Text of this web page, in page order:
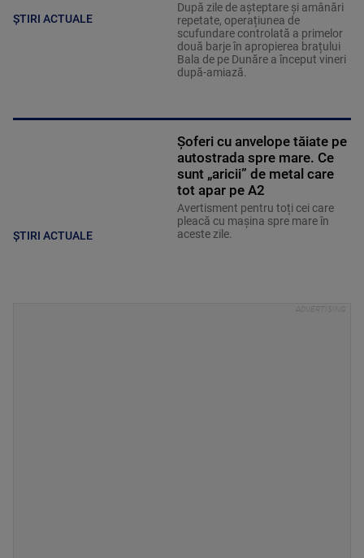
ȘTIRI ACTUALE
După zile de așteptare și amânări
repetate, operațiunea de
scufundare controlată a primelor
două barje în apropierea brațului
Bala de pe Dunăre a început vineri
după-amiază.
ȘTIRI ACTUALE
Șoferi cu anvelope tăiate pe
autostrada spre mare. Ce
sunt „aricii” de metal care
tot apar pe A2
Avertisment pentru toți cei care
pleacă cu mașina spre mare în
aceste zile.